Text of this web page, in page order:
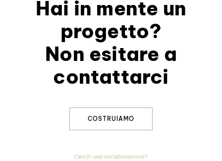
Hai in mente un
progetto?
Non esitare a
contattarci
COSTRUIAMO
Cerchi una collaborazione?